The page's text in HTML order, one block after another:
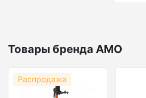
Товары бренда AMO
Распродажа
Тахеометры